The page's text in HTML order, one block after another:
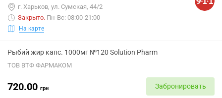
г. Харьков, ул. Сумская, 44/2
Закрыто. Пн-Вс: 08:00-21:00
На карте
Рыбий жир капс. 1000мг №120 Solution Pharm
ТОВ ВТФ ФАРМАКОМ
720.00 грн Забронировать